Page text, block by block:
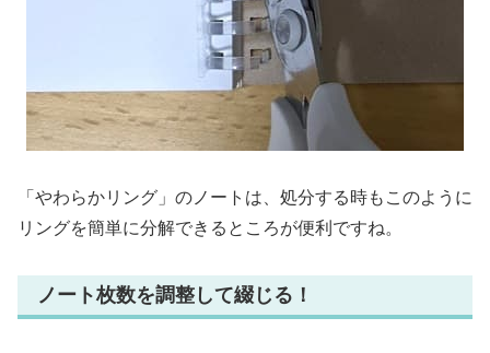
「やわらかリング」のノートは、処分する時もこのように
リングを簡単に分解できるところが便利ですね。
ノート枚数を調整して綴じる！